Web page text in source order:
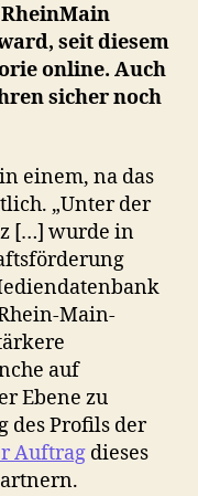
seit diesem
online. Auch
sicher noch
einem, na das
„Unter der
[…] wurde in
Main-
auf
Ebene zu
des Profils der
Auftrag dieses